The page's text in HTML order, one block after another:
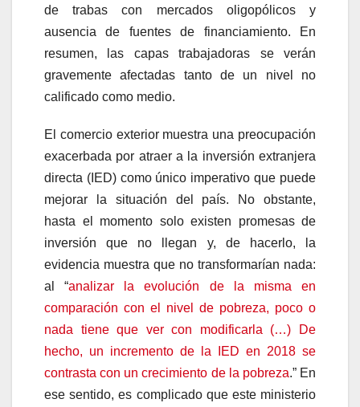
de trabas con mercados oligopólicos y
ausencia de fuentes de financiamiento. En
resumen, las capas trabajadoras se verán
gravemente afectadas tanto de un nivel no
calificado como medio.
El comercio exterior muestra una preocupación
exacerbada por atraer a la inversión extranjera
directa (IED) como único imperativo que puede
mejorar la situación del país. No obstante,
hasta el momento solo existen promesas de
inversión que no llegan y, de hacerlo, la
evidencia muestra que no transformarían nada:
al “analizar la evolución de la misma en
comparación con el nivel de pobreza, poco o
nada tiene que ver con modificarla (…) De
hecho, un incremento de la IED en 2018 se
contrasta con un crecimiento de la pobreza.” En
ese sentido, es complicado que este ministerio